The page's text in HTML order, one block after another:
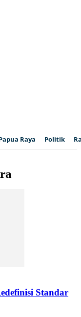
Raya Politik
Standar